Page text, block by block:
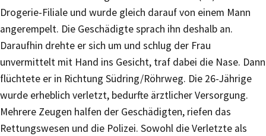
Drogerie-Filiale und wurde gleich darauf von einem Mann
angerempelt. Die Geschädigte sprach ihn deshalb an.
Daraufhin drehte er sich um und schlug der Frau
unvermittelt mit Hand ins Gesicht, traf dabei die Nase. Dann
flüchtete er in Richtung Südring/Röhrweg. Die 26-Jährige
wurde erheblich verletzt, bedurfte ärztlicher Versorgung.
Mehrere Zeugen halfen der Geschädigten, riefen das
Rettungswesen und die Polizei. Sowohl die Verletzte als